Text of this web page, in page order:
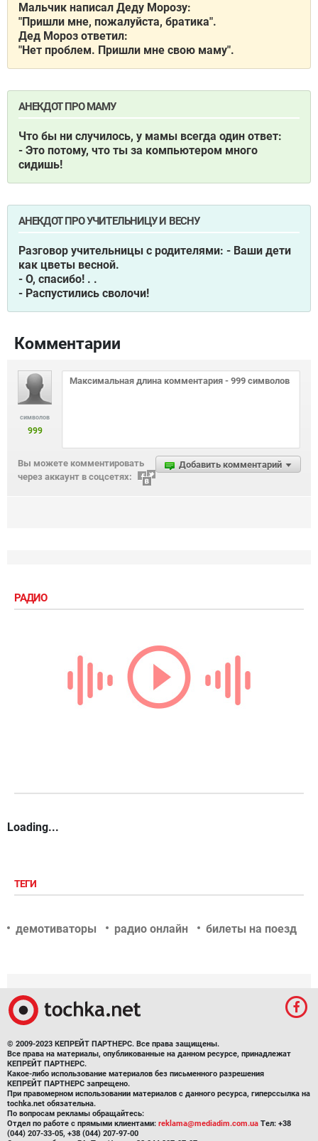
Мальчик написал Деду Морозу:
"Пришли мне, пожалуйста, братика".
Дед Мороз ответил:
"Нет проблем. Пришли мне свою маму".
АНЕКДОТ ПРО МАМУ
Что бы ни случилось, у мамы всегда один ответ:
- Это потому, что ты за компьютером много
сидишь!
АНЕКДОТ ПРО УЧИТЕЛЬНИЦУ И ВЕСНУ
Разговор учительницы с родителями: - Ваши дети
как цветы весной.
- О, спасибо! . .
- Распустились сволочи!
Комментарии
символов
999
Добавить комментарий
Вы можете комментировать
через аккаунт в соцсетях:
РАДИО
Loading...
ТЕГИ
демотиваторы радио онлайн билеты на поезд
© 2009-2023 КЕПРЕЙТ ПАРТНЕРС. Все права защищены.
Все права на материалы, опубликованные на данном ресурсе, принадлежат
КЕПРЕЙТ ПАРТНЕРС.
Какое-либо использование материалов без письменного разрешения
КЕПРЕЙТ ПАРТНЕРС запрещено.
При правомерном использовании материалов с данного ресурса, гиперссылка на
tochka.net обязательна.
По вопросам рекламы обращайтесь:
Отдел по работе с прямыми клиентами: reklama@mediadim.com.ua Тел: +38
(044) 207-33-05, +38 (044) 207-97-00